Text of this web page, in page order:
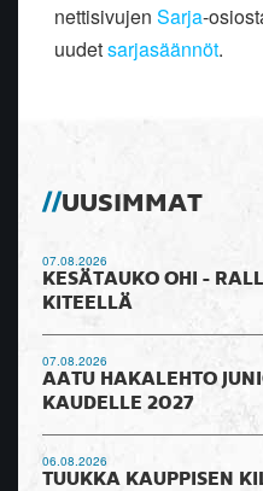
nettisivujen Sarja-
uudetsarjasäännöt.
UUSIMMAT
07.08.2026
KESÄTAUKO OHI -
KITEELLÄ
07.08.2026
AATU HAKALEHTO
KAUDELLE 2027
06.08.2026
TUUKKA KAUPPISEN